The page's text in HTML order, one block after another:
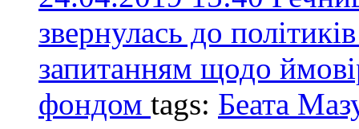
звернулась до
запитанням щодо
фондом tags: Беата